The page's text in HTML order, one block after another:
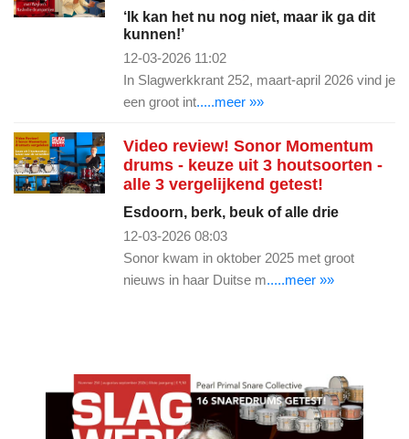
‘Ik kan het nu nog niet, maar ik ga dit
kunnen!’
12-03-2026 11:02
In Slagwerkkrant 252, maart-april 2026 vind je
een groot int.....meer »»
Video review! Sonor Momentum
drums - keuze uit 3 houtsoorten -
alle 3 vergelijkend getest!
Esdoorn, berk, beuk of alle drie
12-03-2026 08:03
Sonor kwam in oktober 2025 met groot
nieuws in haar Duitse m.....meer »»